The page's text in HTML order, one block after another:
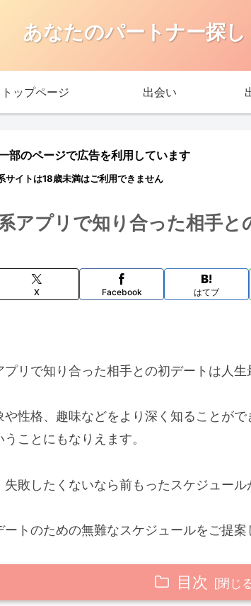
あなたのパートナー探
トップページ 出会い
部のページで広告を利用しています
サイトは18歳未満はご利用できません
アプリで知り合った相手
X Facebook はてブ
プリで知り合った相手との初デートは人生
や性格、趣味などをより深く知ることが
ことにもなりえます。
失敗したくないなら前もったスケジュール
トのための無難なスケジュールをご提案
目次